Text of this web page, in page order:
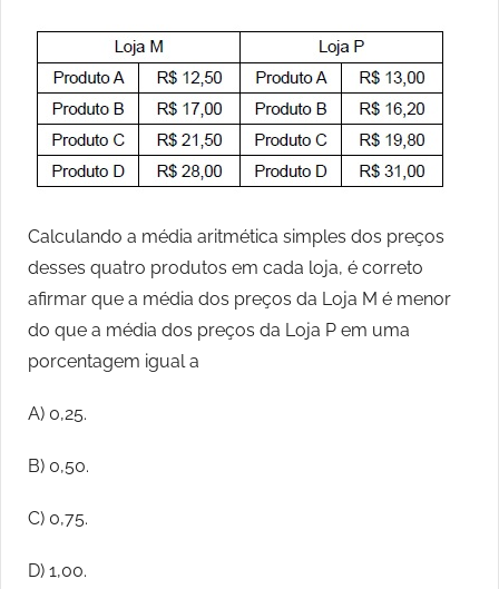
Calculando a média aritmética simples dos preços
desses quatro produtos em cada loja, é correto
afirmar que a média dos preços da Loja M é menor
do que a média dos preços da Loja P em uma
porcentagem igual a
A) 0,25.
B) 0,50.
C) 0,75.
D) 1,00.